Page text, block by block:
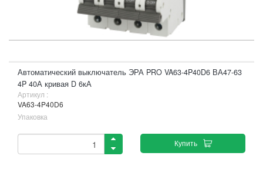
Автоматический выключатель ЭРА PRO VA63-4P40D6 ВА47-63
4P 40А кривая D 6кА
Артикул :
VA63-4P40D6
Упаковка
Купить